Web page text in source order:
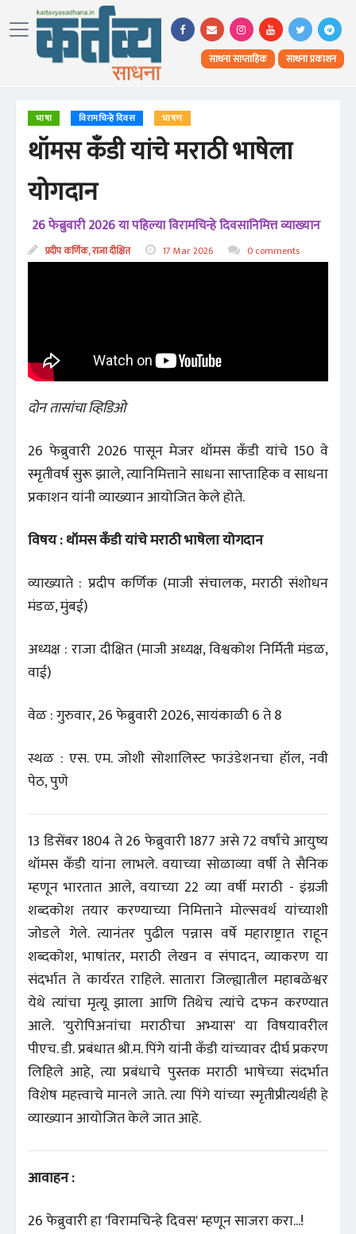
साधना साप्ताहिक साधना प्रकाशन
भाषा विरामचिन्हे दिवस भाषण
थॉमस कँडी यांचे मराठी भाषेला
योगदान
26 फेब्रुवारी 2026 या पहिल्या विरामचिन्हे दिवसानिमित्त व्याख्यान
प्रदीप कर्णिक, राजा दीक्षित 17 Mar 2026 0 comments
दोन तासांचा व्हिडिओ
26 फेब्रुवारी 2026 पासून मेजर थॉमस कँडी यांचे 150 वे
स्मृतीवर्ष सुरू झाले, त्यानिमित्ताने साधना साप्ताहिक व साधना
प्रकाशन यांनी व्याख्यान आयोजित केले होते.
विषय : थॉमस कँडी यांचे मराठी भाषेला योगदान
व्याख्याते : प्रदीप कर्णिक (माजी संचालक, मराठी संशोधन
मंडळ, मुंबई)
अध्यक्ष : राजा दीक्षित (माजी अध्यक्ष, विश्वकोश निर्मिती मंडळ,
वाई)
वेळ : गुरुवार, 26 फेब्रुवारी 2026, सायंकाळी 6 ते 8
स्थळ : एस. एम. जोशी सोशालिस्ट फाउंडेशनचा हॉल, नवी
पेठ, पुणे
13 डिसेंबर 1804 ते 26 फेब्रुवारी 1877 असे 72 वर्षांचे आयुष्य
थॉमस कँडी यांना लाभले. वयाच्या सोळाव्या वर्षी ते सैनिक
म्हणून भारतात आले, वयाच्या 22 व्या वर्षी मराठी - इंग्रजी
शब्दकोश तयार करण्याच्या निमित्ताने मोल्सवर्थ यांच्याशी
जोडले गेले. त्यानंतर पुढील पन्नास वर्षे महाराष्ट्रात राहून
शब्दकोश, भाषांतर, मराठी लेखन व संपादन, व्याकरण या
संदर्भात ते कार्यरत राहिले. सातारा जिल्ह्यातील महाबळेश्वर
येथे त्यांचा मृत्यू झाला आणि तिथेच त्यांचे दफन करण्यात
आले. 'युरोपिअनांचा मराठीचा अभ्यास' या विषयावरील
पीएच. डी. प्रबंधात श्री.म. पिंगे यांनी कँडी यांच्यावर दीर्घ प्रकरण
लिहिले आहे, त्या प्रबंधाचे पुस्तक मराठी भाषेच्या संदर्भात
विशेष महत्त्वाचे मानले जाते. त्या पिंगे यांच्या स्मृतीप्रीत्यर्थही हे
व्याख्यान आयोजित केले जात आहे.
आवाहन :
26 फेब्रुवारी हा 'विरामचिन्हे दिवस' म्हणून साजरा करा...!